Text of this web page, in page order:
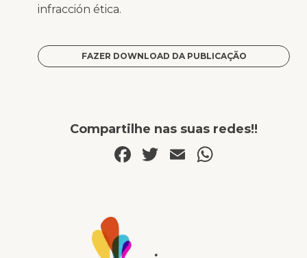
infracción ética.
FAZER DOWNLOAD DA PUBLICAÇÃO
Compartilhe nas suas redes!!
Facebook
Twitter
Email